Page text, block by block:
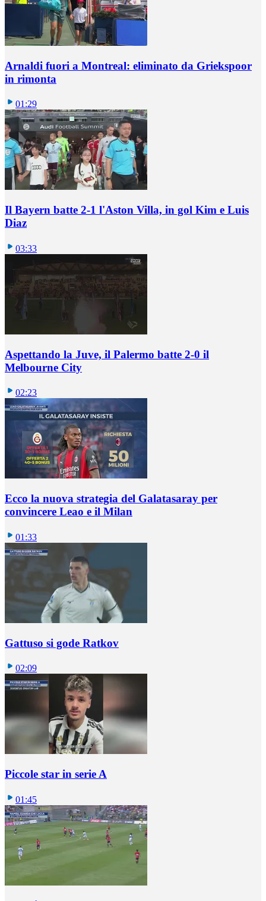
Arnaldi fuori a Montreal: eliminato da Griekspoor
in rimonta
01:29
Il Bayern batte 2-1 l'Aston Villa, in gol Kim e Luis
Diaz
03:33
Aspettando la Juve, il Palermo batte 2-0 il
Melbourne City
02:23
Ecco la nuova strategia del Galatasaray per
convincere Leao e il Milan
01:33
Gattuso si gode Ratkov
02:09
Piccole star in serie A
01:45